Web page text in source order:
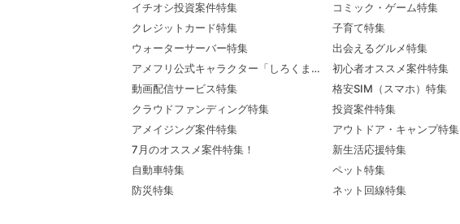
イチオシ投資案件特集
クレジットカード特集
ウォーターサーバー特集
アメフリ公式キャラクター「しろくま先輩」プロフィール
動画配信サービス特集
クラウドファンディング特集
アメイジング案件特集
7月のオススメ案件特集！
自動車特集
防災特集
コミック・ゲーム特集
子育て特集
出会えるグルメ特集
初心者オススメ案件特集
格安SIM（スマホ）特集
投資案件特集
アウトドア・キャンプ特集
新生活応援特集
ペット特集
ネット回線特集